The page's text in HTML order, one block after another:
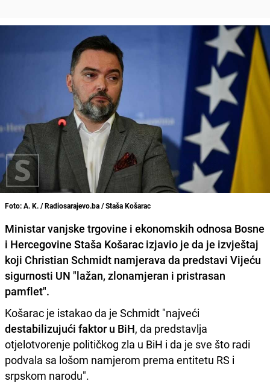
Foto: A. K. / Radiosarajevo.ba / Staša Košarac
Ministar vanjske trgovine i ekonomskih odnosa Bosne
i Hercegovine Staša Košarac izjavio je da je izvještaj
koji Christian Schmidt namjerava da predstavi Vijeću
sigurnosti UN "lažan, zlonamjeran i pristrasan
pamflet".
Košarac je istakao da je Schmidt "najveći
destabilizujući faktor u BiH, da predstavlja
otjelotvorenje političkog zla u BiH i da je sve što radi
podvala sa lošom namjerom prema entitetu RS i
srpskom narodu".